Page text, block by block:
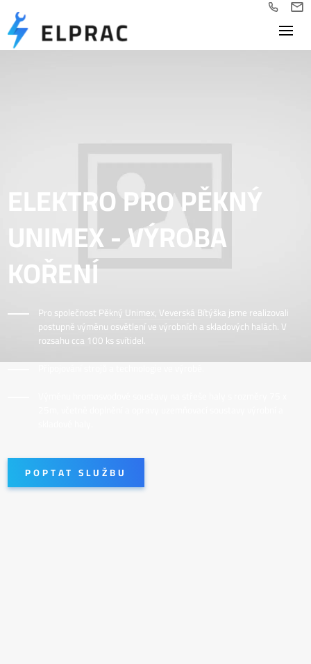
ELEKTRO PRO PĚKNÝ
UNIMEX - VÝROBA
KOŘENÍ
Pro společnost Pěkný Unimex, Veverská Bítýška jsme realizovali
postupně výměnu osvětlení ve výrobních a skladových halách. V
rozsahu cca 100 ks svítidel.
POPTAT SLUŽBU